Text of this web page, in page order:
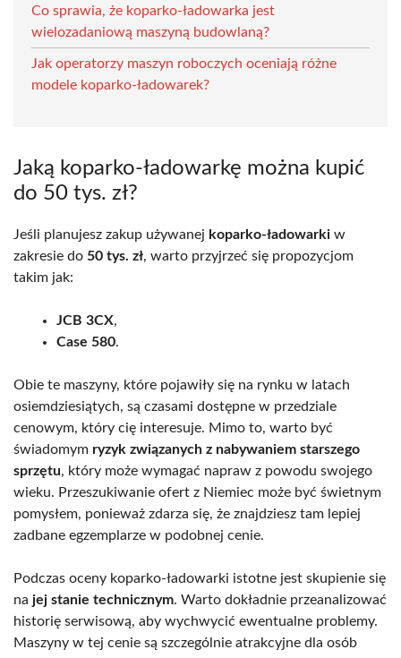
Co sprawia, że koparko-ładowarka jest
wielozadaniową maszyną budowlaną?
Jak operatorzy maszyn roboczych oceniają różne
modele koparko-ładowarek?
Jaką koparko-ładowarkę można kupić
do 50 tys. zł?
Jeśli planujesz zakup używanej koparko-ładowarki w
zakresie do 50 tys. zł, warto przyjrzeć się propozycjom
takim jak:
JCB 3CX,
Case 580.
Obie te maszyny, które pojawiły się na rynku w latach
osiemdziesiątych, są czasami dostępne w przedziale
cenowym, który cię interesuje. Mimo to, warto być
świadomym ryzyk związanych z nabywaniem starszego
sprzętu, który może wymagać napraw z powodu swojego
wieku. Przeszukiwanie ofert z Niemiec może być świetnym
pomysłem, ponieważ zdarza się, że znajdziesz tam lepiej
zadbane egzemplarze w podobnej cenie.
Podczas oceny koparko-ładowarki istotne jest skupienie się
na jej stanie technicznym. Warto dokładnie przeanalizować
historię serwisową, aby wychwycić ewentualne problemy.
Maszyny w tej cenie są szczególnie atrakcyjne dla osób